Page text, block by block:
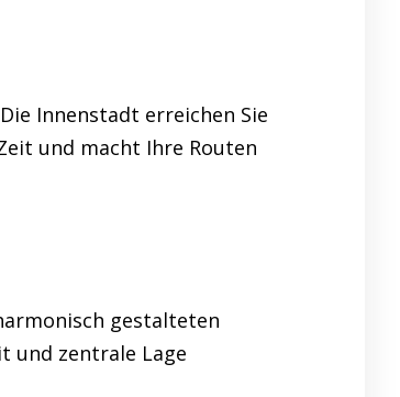
Innenstadt erreichen Sie
und macht Ihre Routen
gestalteten
und zentrale Lage